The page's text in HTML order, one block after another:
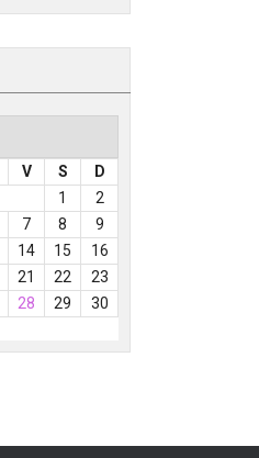
V S
D
1
2
7 8
9
14 15
16
21 22
23
28 29
30